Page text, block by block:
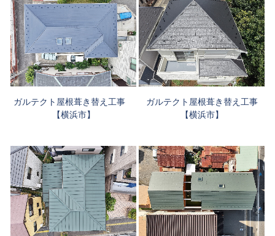
ガルテクト屋根葺き替え工事
【横浜市】
ガルテクト屋根葺き替え工事
【横浜市】